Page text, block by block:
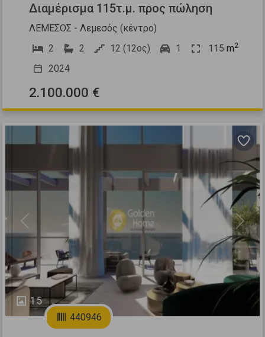
Διαμέρισμα 115τ.μ. προς πώληση
ΛΕΜΕΣΟΣ - Λεμεσός (κέντρο)
2
2 12 (12ος) 1 115 m2
2024
2.100.000 €
15
Previous Next
440946